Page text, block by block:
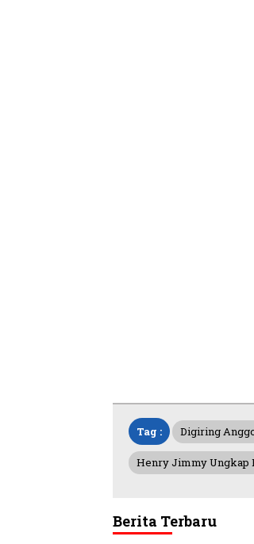
Tag : Digiring
Henry Jimmy Ungkap
Berita Terbaru